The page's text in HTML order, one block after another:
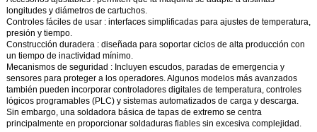
longitudes y diámetros de cartuchos.
Controles fáciles de usar: interfaces simplificadas para ajustes de temperatura,
presión y tiempo.
Construcción duradera : diseñada para soportar ciclos de alta producción con
un tiempo de inactividad mínimo.
Mecanismos de seguridad : Incluyen escudos, paradas de emergencia y
sensores para proteger a los operadores. Algunos modelos más avanzados
también pueden incorporar controladores digitales de temperatura, controles
lógicos programables (PLC) y sistemas automatizados de carga y descarga.
Sin embargo, una soldadora básica de tapas de extremose centra
principalmente en proporcionar soldaduras fiables sin excesiva complejidad.